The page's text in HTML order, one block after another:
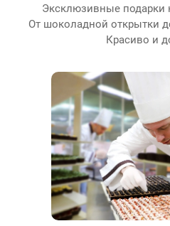
Эксклюзивные подарки
От шоколадной открытки
Красиво и